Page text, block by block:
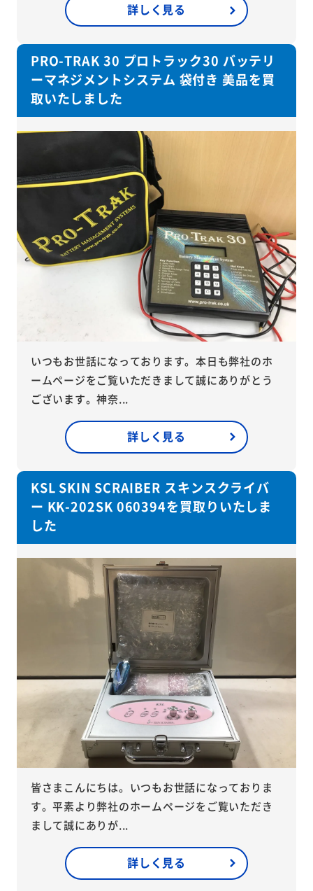
詳しく見る
PRO-TRAK 30 プロトラック30 バッテリ
ーマネジメントシステム 袋付き 美品を買
取いたしました
いつもお世話になっております。本日も弊社のホ
ームページをご覧いただきまして誠にありがとう
ございます。神奈...
詳しく見る
KSL SKIN SCRAIBER スキンスクライバ
ー KK-202SK 060394を買取りいたしま
した
皆さまこんにちは。いつもお世話になっておりま
す。平素より弊社のホームページをご覧いただき
まして誠にありが...
詳しく見る